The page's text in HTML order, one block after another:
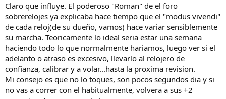
Claro que influye. El poderoso "Roman" de el foro
sobrerelojes ya explicaba hace tiempo que el "modus vivendi"
de cada reloj(de su dueño, vamos) hace variar sensiblemente
su marcha. Teoricamente lo ideal seria estar una semana
haciendo todo lo que normalmente hariamos, luego ver si el
adelanto o atraso es excesivo, llevarlo al relojero de
confianza, calibrar y a volar...hasta la proxima revision.
Mi consejo es que no lo toques, son pocos segundos dia y si
no vas a correr con el habitualmente, volvera a sus +2